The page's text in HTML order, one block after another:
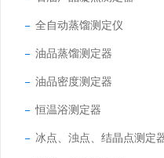
全自动蒸馏测定仪
油品蒸馏测定器
油品密度测定器
恒温浴测定器
冰点、浊点、结晶点测定